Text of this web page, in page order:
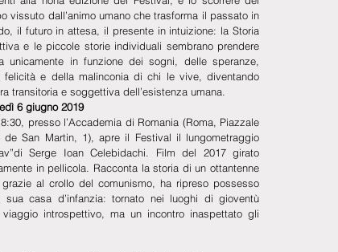
vissuto dall’animo umano che trasforma il passato in
il futuro in attesa, il presente in intuizione: la Storia
e le piccole storie individuali sembrano prendere
unicamente in funzione dei sogni, delle speranze,
felicità e della malinconia di chi le vive, diventando
transitoria e soggettiva dell’esistenza umana.
6 giugno 2019
presso l’Accademia di Romania (Roma, Piazzale
de San Martin, 1), apre il Festival il lungometraggio
Serge Ioan Celebidachi. Film del 2017 girato
in pellicola. Racconta la storia di un ottantenne
al crollo del comunismo, ha ripreso possesso
sua casa d’infanzia: tornato nei luoghi di gioventù
introspettivo, ma un incontro inaspettato gli